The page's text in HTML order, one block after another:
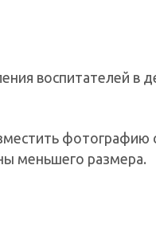
воспитателей в
меньшего размера.